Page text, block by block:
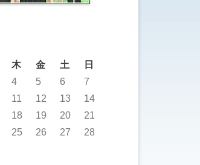
木 金 土
日
4 5 6
7
11 12 13
14
18 19 20
21
25 26 27
28